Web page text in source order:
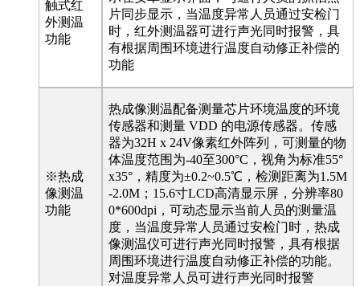
触式红
外测温
功能
片同步显示，当温度异常人员通过安检门
时，红外测温器可进行声光同时报警，具
有根据周围环境进行温度自动修正补偿的
功能
※热成
像测温
功能
热成像测温配备测量芯片环境温度的环境
传感器和测量 VDD 的电源传感器。传感
器为32H x 24V像素红外阵列，可测量的物
体温度范围为-40至300°C，视角为标准55°
x35°，精度为±0.2~0.5℃，检测距离为1.5M
-2.0M；15.6寸LCD高清显示屏，分辨率80
0*600dpi，可动态显示当前人员的测量温
度，当温度异常人员通过安检门时，热成
像测温仪可进行声光同时报警，具有根据
周围环境进行温度自动修正补偿的功能。
对温度异常人员可进行声光同时报警